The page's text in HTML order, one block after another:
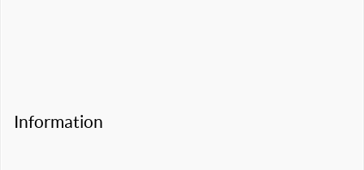
Information